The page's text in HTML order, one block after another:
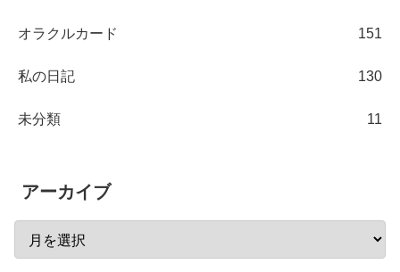
オラクルカード 151
私の日記 130
未分類 11
アーカイブ